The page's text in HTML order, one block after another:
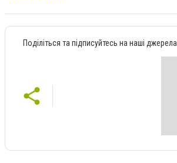
Поділіться та підписуйтесь на наші джерела